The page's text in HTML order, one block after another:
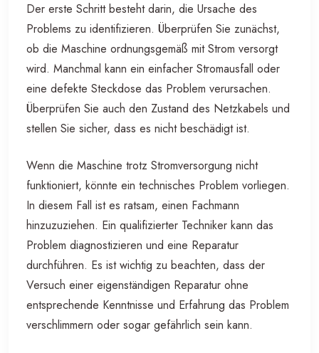
Der erste Schritt besteht darin, die Ursache des
Problems zu identifizieren. Überprüfen Sie zunächst,
ob die Maschine ordnungsgemäß mit Strom versorgt
wird. Manchmal kann ein einfacher Stromausfall oder
eine defekte Steckdose das Problem verursachen.
Überprüfen Sie auch den Zustand des Netzkabels und
stellen Sie sicher, dass es nicht beschädigt ist.
Wenn die Maschine trotz Stromversorgung nicht
funktioniert, könnte ein technisches Problem vorliegen.
In diesem Fall ist es ratsam, einen Fachmann
hinzuzuziehen. Ein qualifizierter Techniker kann das
Problem diagnostizieren und eine Reparatur
durchführen. Es ist wichtig zu beachten, dass der
Versuch einer eigenständigen Reparatur ohne
entsprechende Kenntnisse und Erfahrung das Problem
verschlimmern oder sogar gefährlich sein kann.